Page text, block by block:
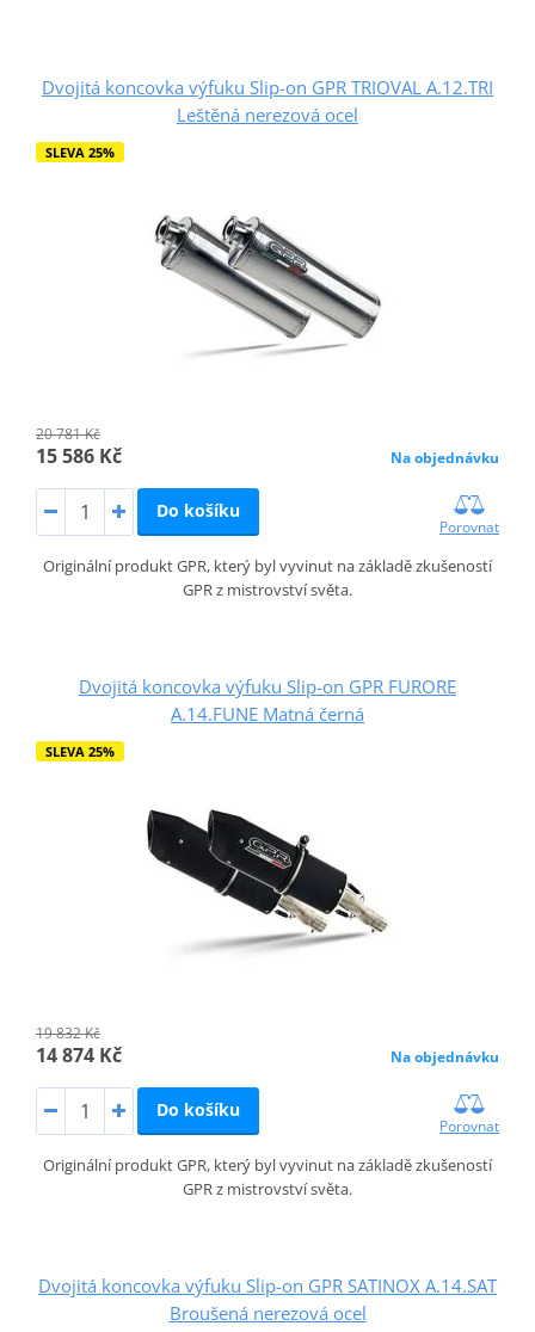
Dvojitá koncovka výfuku Slip-on GPR TRIOVAL A.12.TRI
Leštěná nerezová ocel
SLEVA 25%
20 781 Kč
15 586 Kč Na objednávku
Do košíku
Porovnat
Originální produkt GPR, který byl vyvinut na základě zkušeností
GPR z mistrovství světa.
Dvojitá koncovka výfuku Slip-on GPR FURORE
A.14.FUNE Matná černá
SLEVA 25%
19 832 Kč
14 874 Kč Na objednávku
Do košíku
Porovnat
Originální produkt GPR, který byl vyvinut na základě zkušeností
GPR z mistrovství světa.
Dvojitá koncovka výfuku Slip-on GPR SATINOX A.14.SAT
Broušená nerezová ocel